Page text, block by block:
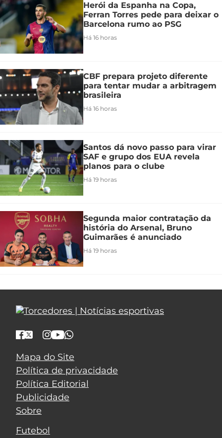
Herói da Espanha na Copa,
Ferran Torres pede para deixar o
Barcelona rumo ao PSG
Há 16 horas
CBF prepara projeto diferente
para tentar mudar a arbitragem
brasileira
Há 16 horas
Santos dá novo passo para virar
SAF e grupo dos EUA revela
planos para o clube
Há 19 horas
Segunda maior contratação da
história do Arsenal, Bruno
Guimarães é anunciado
Há 19 horas
Mapa do Site
Política de privacidade
Política Editorial
Publicidade
Sobre
Futebol